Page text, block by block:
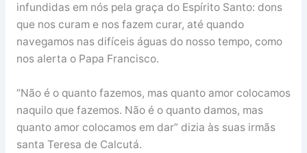
infundidas em nós pela graça do Espírito Santo: dons
que nos curam e nos fazem curar, até quando
navegamos nas difíceis águas do nosso tempo, como
nos alerta o Papa Francisco.
“Não é o quanto fazemos, mas quanto amor colocamos
naquilo que fazemos. Não é o quanto damos, mas
quanto amor colocamos em dar” dizia às suas irmãs
santa Teresa de Calcutá.